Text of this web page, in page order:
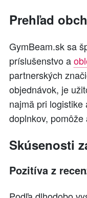
Prehľad
GymBeam.sk sa
príslušenstvo a
partnerských
objednávok, je
najmä pri
doplnkov,
Skúsenosti
Pozitíva z